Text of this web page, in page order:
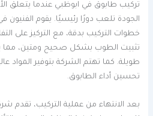
تركيب طابوق في ابوظبي عندما يتعلق
الجودة تلعب دورًا رئيسيًا. يقوم
خطوات التركيب بدقة، مع التركيز على
تثبيت الطوب بشكل صحيح ومتين، مما
طويلة. كما تهتم الشركة بتوفير المواد
تحسين أداء الطابوق.
بعد الانتهاء من عملية التركيب، تقدم